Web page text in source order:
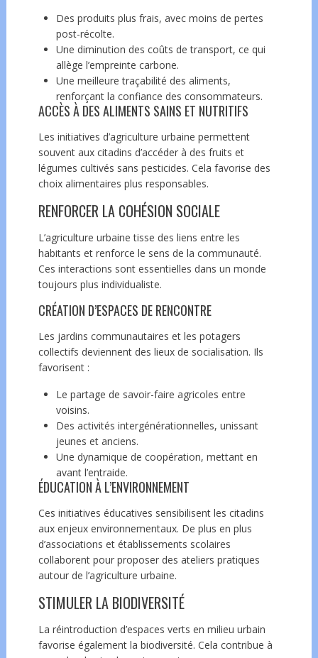
Des produits plus frais, avec moins de pertes
post-récolte.
Une diminution des coûts de transport, ce qui
allège l’empreinte carbone.
Une meilleure traçabilité des aliments,
renforçant la confiance des consommateurs.
ACCÈS À DES ALIMENTS SAINS ET NUTRITIFS
Les initiatives d’agriculture urbaine permettent
souvent aux citadins d’accéder à des fruits et
légumes cultivés sans pesticides. Cela favorise des
choix alimentaires plus responsables.
RENFORCER LA COHÉSION SOCIALE
L’agriculture urbaine tisse des liens entre les
habitants et renforce le sens de la communauté.
Ces interactions sont essentielles dans un monde
toujours plus individualiste.
CRÉATION D’ESPACES DE RENCONTRE
Les jardins communautaires et les potagers
collectifs deviennent des lieux de socialisation. Ils
favorisent :
Le partage de savoir-faire agricoles entre
voisins.
Des activités intergénérationnelles, unissant
jeunes et anciens.
Une dynamique de coopération, mettant en
avant l’entraide.
ÉDUCATION À L’ENVIRONNEMENT
Ces initiatives éducatives sensibilisent les citadins
aux enjeux environnementaux. De plus en plus
d’associations et établissements scolaires
collaborent pour proposer des ateliers pratiques
autour de l’agriculture urbaine.
STIMULER LA BIODIVERSITÉ
La réintroduction d’espaces verts en milieu urbain
favorise également la biodiversité. Cela contribue à